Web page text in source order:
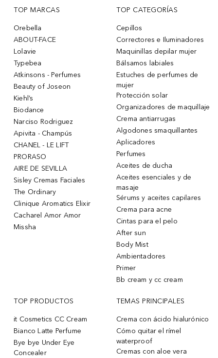
TOP MARCAS
Orebella
ABOUT-FACE
Lolavie
Typebea
Atkinsons - Perfumes
Beauty of Joseon
Kiehl’s
Biodance
Narciso Rodriguez
Apivita - Champús
CHANEL - LE LIFT
PRORASO
AIRE DE SEVILLA
Sisley Cremas Faciales
The Ordinary
Clinique Aromatics Elixir
Cacharel Amor Amor
Missha
TOP CATEGORÍAS
Cepillos
Correctores e Iluminadores
Maquinillas depilar mujer
Bálsamos labiales
Estuches de perfumes de
mujer
Protección solar
Organizadores de maquillaje
Crema antiarrugas
Algodones smaquillantes
Aplicadores
Perfumes
Aceites de ducha
Aceites esenciales y de
masaje
Sérums y aceites capilares
Crema para acne
Cintas para el pelo
After sun
Body Mist
Ambientadores
Primer
Bb cream y cc cream
TOP PRODUCTOS
it Cosmetics CC Cream
Bianco Latte Perfume
Bye bye Under Eye
Concealer
TEMAS PRINCIPALES
Crema con ácido hialurónico
Cómo quitar el rímel
waterproof
Cremas con aloe vera